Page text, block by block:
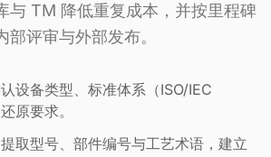
与 TM 降低重复成本，并按里程碑
评审与外部发布。
设备类型、标准体系（ISO/IEC
原要求。
取型号、部件编号与工艺术语，建立